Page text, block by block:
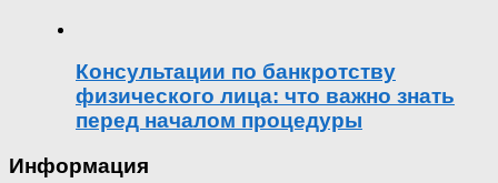
Консультации по банкротству
физического лица: что важно знать
перед началом процедуры
Информация